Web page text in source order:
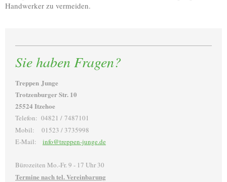
Handwerker zu vermeiden.
Sie haben Fragen?
Treppen Junge
Trotzenburger Str. 10
25524 Itzehoe
Telefon: 04821 / 7487101
Mobil: 01523 / 3735998
E-Mail: info@treppen-junge.de
Bürozeiten Mo.-Fr. 9 - 17 Uhr 30
Termine nach tel. Vereinbarung